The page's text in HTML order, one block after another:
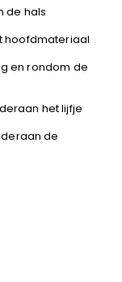
de hals
hoofdmateriaal
en rondom de
het lijfje
de